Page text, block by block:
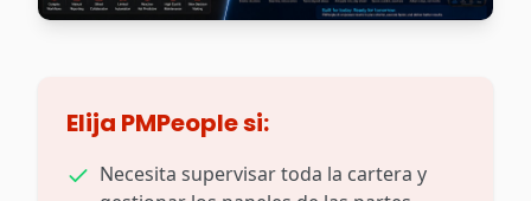
Elija PMPeople si:
Necesita supervisar toda la cartera y